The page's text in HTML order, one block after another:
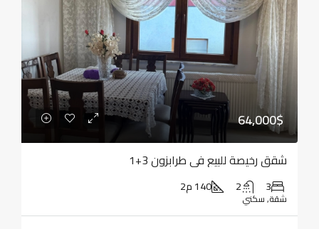
64,000$
شقق رخيصة للبيع في طرابزون 3+1
3
2 140 م2
شقة, سكني